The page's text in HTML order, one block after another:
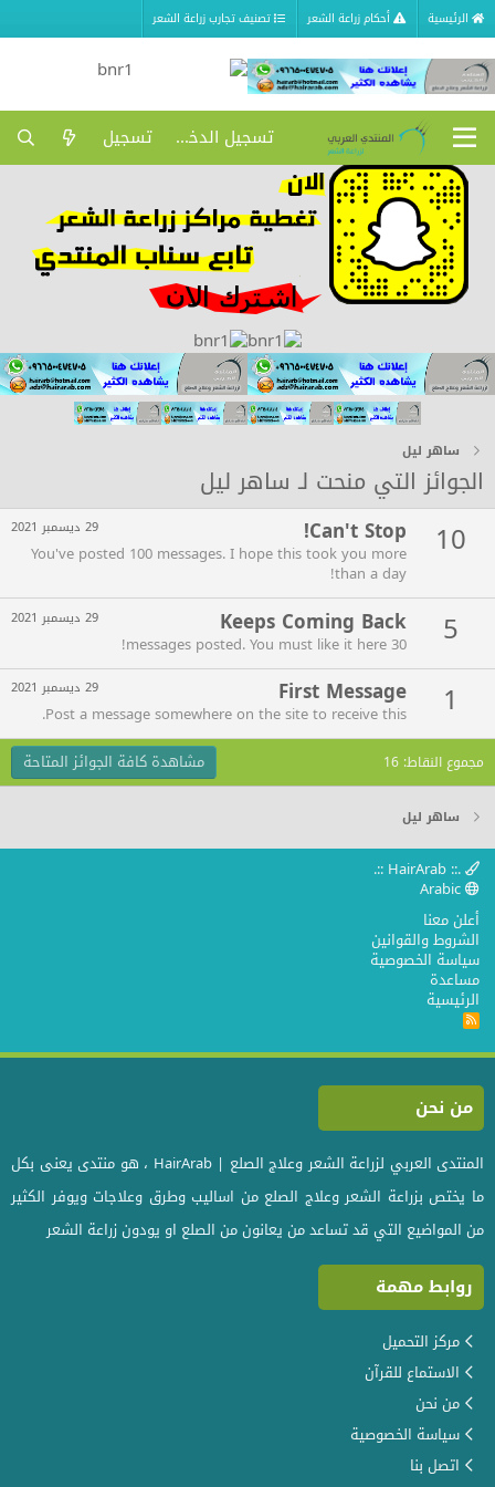
الرئيسية أحكام زراعة الشعر تصنيف تجارب زراعة الشعر
تسجيل الدخول تسجيل
ساهر ليل
الجوائز التي منحت لـ ساهر ليل
10 29 ديسمبر 2021 Can't Stop!
You've posted 100 messages. I hope this took you more
than a day!
5 29 ديسمبر 2021 Keeps Coming Back
30 messages posted. You must like it here!
1 29 ديسمبر 2021 First Message
Post a message somewhere on the site to receive this.
مجموع النقاط: 16 مشاهدة كافة الجوائز المتاحة
ساهر ليل
.:: HairArab ::.
أعلن معنا
الشروط والقوانين
سياسة الخصوصية
مساعدة
الرئيسية
R
S
S
من نحن
المنتدى العربي لزراعة الشعر وعلاج الصلع | HairArab ، هو منتدى يعنى بكل
ما يختص بزراعة الشعر وعلاج الصلع من اساليب وطرق وعلاجات ويوفر الكثير
من المواضيع التي قد تساعد من يعانون من الصلع او يودون زراعة الشعر
روابط مهمة
مركز التحميل
الاستماع للقرآن
من نحن
سياسة الخصوصية
اتصل بنا